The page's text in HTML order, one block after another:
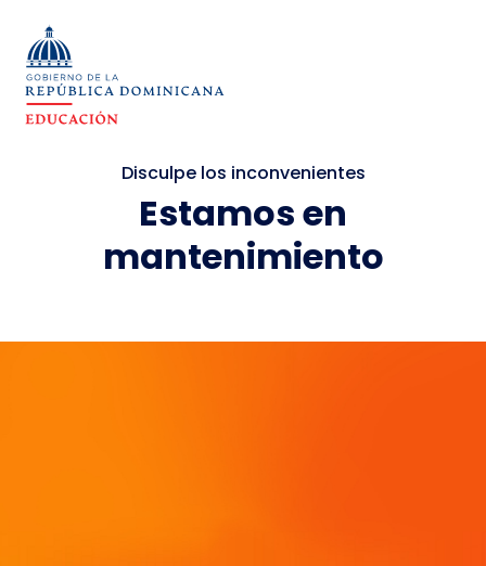
Disculpe los inconvenientes
Estamos en
mantenimiento